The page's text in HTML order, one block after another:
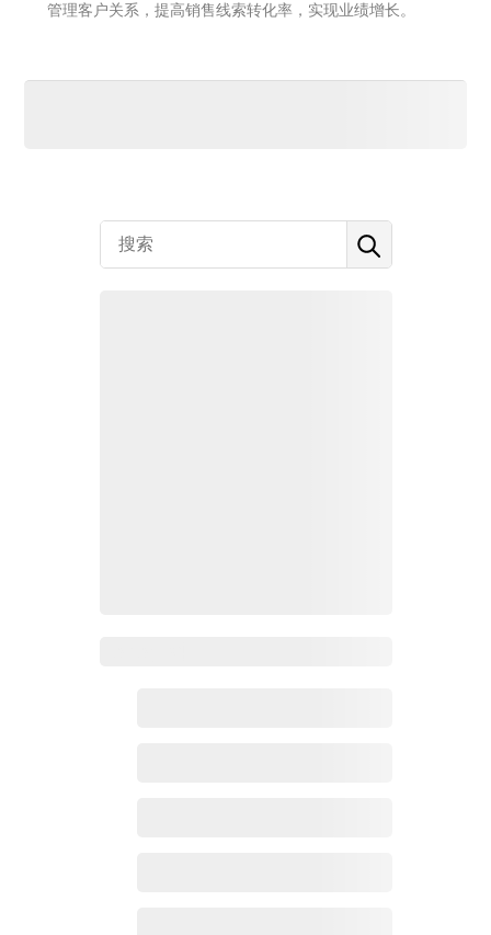
管理客户关系，提高销售线索转化率，实现业绩增长。